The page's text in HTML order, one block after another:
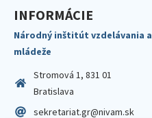
INFORMÁCIE
Národný inštitút vzdelávania a
mládeže
Stromová 1, 831 01
Bratislava
sekretariat.gr@nivam.sk